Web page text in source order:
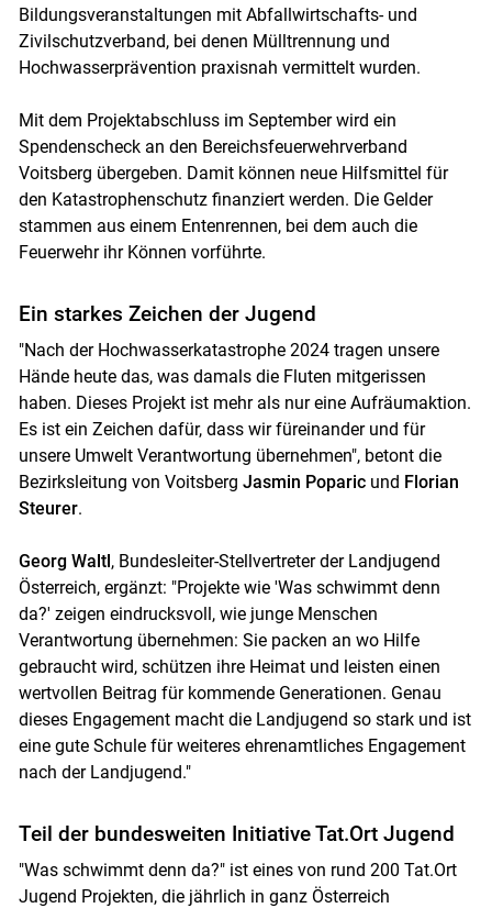
Bildungsveranstaltungen mit Abfallwirtschafts- und
Zivilschutzverband, bei denen Mülltrennung und
Hochwasserprävention praxisnah vermittelt wurden.
Mit dem Projektabschluss im September wird ein
Spendenscheck an den Bereichsfeuerwehrverband
Voitsberg übergeben. Damit können neue Hilfsmittel für
den Katastrophenschutz finanziert werden. Die Gelder
stammen aus einem Entenrennen, bei dem auch die
Feuerwehr ihr Können vorführte.
Ein starkes Zeichen der Jugend
"Nach der Hochwasserkatastrophe 2024 tragen unsere
Hände heute das, was damals die Fluten mitgerissen
haben. Dieses Projekt ist mehr als nur eine Aufräumaktion.
Es ist ein Zeichen dafür, dass wir füreinander und für
unsere Umwelt Verantwortung übernehmen", betont die
Bezirksleitung von Voitsberg Jasmin Poparicund Florian
Steurer.
Georg Waltl, Bundesleiter-Stellvertreter der Landjugend
Österreich, ergänzt: "Projekte wie 'Was schwimmt denn
da?' zeigen eindrucksvoll, wie junge Menschen
Verantwortung übernehmen: Sie packen an wo Hilfe
gebraucht wird, schützen ihre Heimat und leisten einen
wertvollen Beitrag für kommende Generationen. Genau
dieses Engagement macht die Landjugend so stark und ist
eine gute Schule für weiteres ehrenamtliches Engagement
nach der Landjugend."
Teil der bundesweiten Initiative Tat.Ort Jugend
"Was schwimmt denn da?" ist eines von rund 200 Tat.Ort
Jugend Projekten, die jährlich in ganz Österreich